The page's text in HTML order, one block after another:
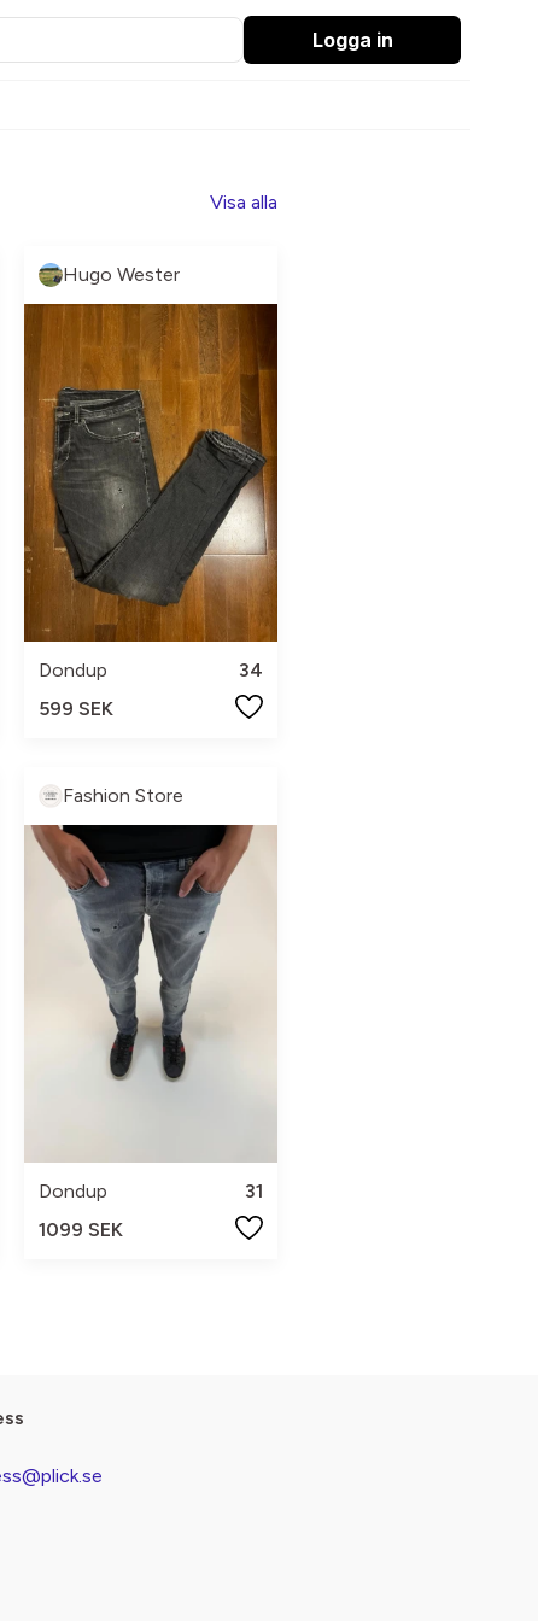
Logga in
Visa alla
Hugo Wester
Dondup
34
599 SEK
Fashion Store
Dondup
31
1099 SEK